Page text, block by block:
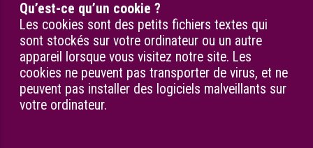
Qu’est-ce qu’un cookie ?
Les cookies sont des petits fichiers textes qui
sont stockés sur votre ordinateur ou un autre
appareil lorsque vous visitez notre site. Les
cookies ne peuvent pas transporter de virus, et ne
peuvent pas installer des logiciels malveillants sur
votre ordinateur.